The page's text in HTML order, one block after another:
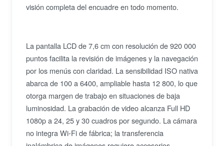
visión completa del encuadre en todo momento.
La pantalla LCD de 7,6 cm con resolución de 920 000
puntos facilita la revisión de imágenes y la navegación
por los menús con claridad. La sensibilidad ISO nativa
abarca de 100 a 6400, ampliable hasta 12 800, lo que
otorga margen de trabajo en situaciones de baja
luminosidad. La grabación de video alcanza Full HD
1080p a 24, 25 y 30 cuadros por segundo. La cámara
no integra Wi-Fi de fábrica; la transferencia